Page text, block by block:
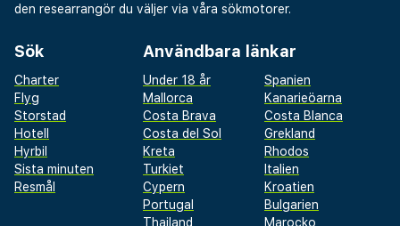
den researrangör du väljer via våra sökmotorer.
Sök
Charter
Flyg
Storstad
Hotell
Hyrbil
Sista minuten
Resmål
Användbara länkar
Under 18 år
Spanien
Mallorca
Kanarieöarna
Costa Brava
Costa Blanca
Costa del Sol
Grekland
Kreta
Rhodos
Turkiet
Italien
Cypern
Kroatien
Portugal
Bulgarien
Thailand
Marocko